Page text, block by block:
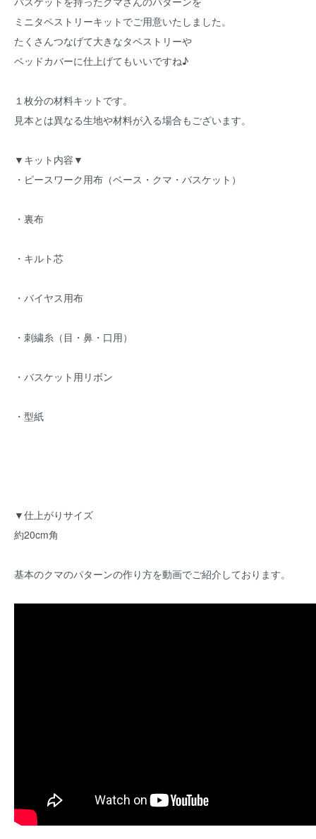
ミニタペストリーキットでご用意いたしました。
たくさんつなげて大きなタペストリーや
ベッドカバーに仕上げてもいいですね♪
１枚分の材料キットです。
見本とは異なる生地や材料が入る場合もございます。
▼キット内容▼
・ピースワーク用布（ベース・クマ・バスケット）
・裏布
・キルト芯
・バイヤス用布
・刺繍糸（目・鼻・口用）
・バスケット用リボン
・型紙
▼仕上がりサイズ
約20cm角
基本のクマのパターンの作り方を動画でご紹介しております。